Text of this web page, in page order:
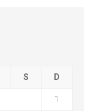
S D
1